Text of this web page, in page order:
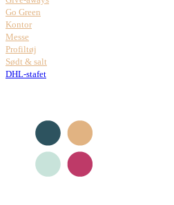
Go Green
Kontor
Messe
Profiltøj
Sødt & salt
DHL-stafet